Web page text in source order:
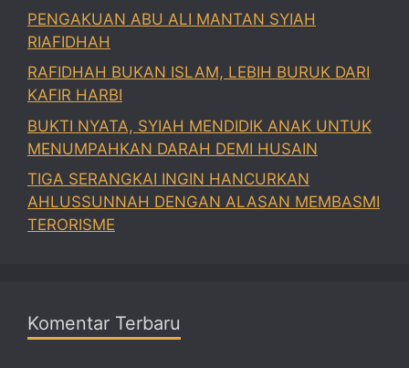
PENGAKUAN ABU ALI MANTAN SYIAH
RIAFIDHAH
RAFIDHAH BUKAN ISLAM, LEBIH BURUK DARI
KAFIR HARBI
BUKTI NYATA, SYIAH MENDIDIK ANAK UNTUK
MENUMPAHKAN DARAH DEMI HUSAIN
TIGA SERANGKAI INGIN HANCURKAN
AHLUSSUNNAH DENGAN ALASAN MEMBASMI
TERORISME
Komentar Terbaru